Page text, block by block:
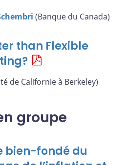
(Banque du Canada)
than Flexible
de Californie à Berkeley)
groupe
bien-fondé du